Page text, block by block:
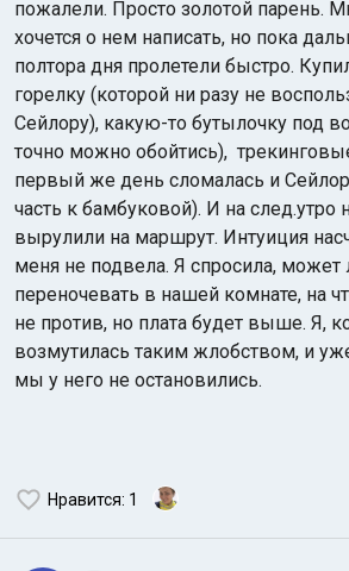
пожалели. Просто золотой парень.
хочется о нем написать, но пока
полтора дня пролетели быстро.
горелку (которой ни разу не
Сейлору), какую-то бутылочку под
точно можно обойтись),
первый же день сломалась и
часть к бамбуковой). И на след.утро
вырулили на маршрут. Интуиция
меня не подвела. Я спросила, может
переночевать в нашей комнате, на
не против, но плата будет выше. Я,
возмутилась таким жлобством, и
мы у него не остановились.
Нравится: 1